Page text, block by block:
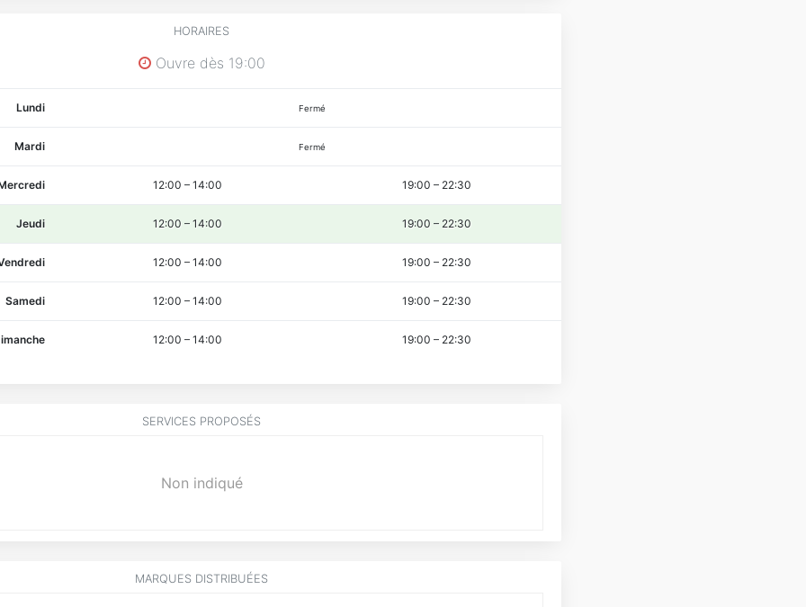
HORAIRES
Ouvre dès 19:00
Lundi Fermé
Mardi Fermé
12:00 – 14:00 19:00 – 22:30
Jeudi 12:00 – 14:00 19:00 – 22:30
12:00 – 14:00 19:00 – 22:30
Samedi 12:00 – 14:00 19:00 – 22:30
12:00 – 14:00 19:00 – 22:30
SERVICES PROPOSÉS
Non indiqué
MARQUES DISTRIBUÉES